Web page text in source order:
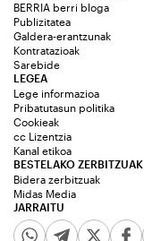
BERRIA berri bloga
Publizitatea
Galdera-erantzunak
Kontratazioak
Sarebide
JARRAITU
LEGEA
Lege informazioa
Pribatutasun politika
Cookieak
cc Lizentzia
Kanal etikoa
BESTELAKO ZERBITZUAK
Bidera zerbitzuak
Midas Media